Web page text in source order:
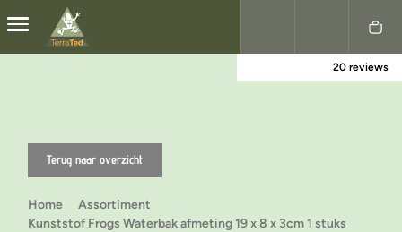
Nederlands
20 reviews
Terug naar overzicht
Home
Assortiment
Kunststof Frogs Waterbak afmeting 19 x 8 x 3cm 1 stuks